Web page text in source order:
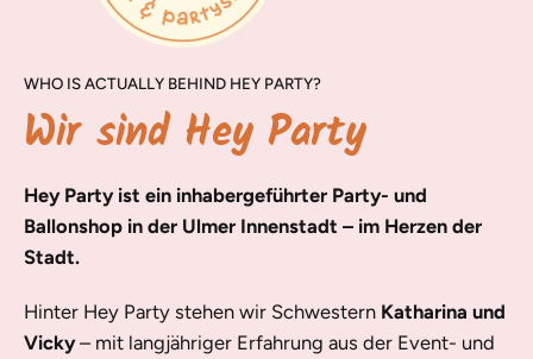
WHO IS ACTUALLY BEHIND HEY PARTY?
Wir sind Hey Party
Hey Party ist ein inhabergeführter Party- und
Ballonshop in der Ulmer Innenstadt – im Herzen der
Stadt.
Hinter Hey Party stehen wir Schwestern Katharina und
Vicky– mit langjähriger Erfahrung aus der Event- und